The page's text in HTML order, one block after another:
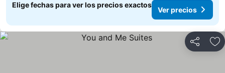
Elige fechas para ver los precios exactos
Ver precios
Compartir